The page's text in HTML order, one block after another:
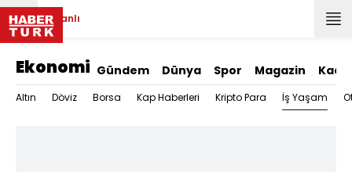
Canlı
Ekonomi Gündem Dünya Spor Magazin
Altın Döviz Borsa Kap Haberleri Kripto Para İş Yaşam